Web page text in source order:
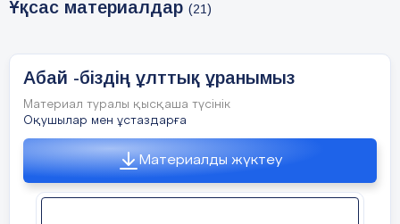
1894-1938
Ұқсас материалдар (21)
Абай -біздің ұлттық ұранымыз
Материал туралы қысқаша түсінік
Оқушылар мен ұстаздарға
Материалды жүктеу